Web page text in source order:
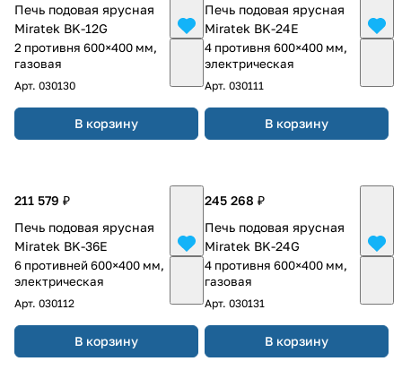
Печь подовая ярусная
Miratek BK-12G
2 противня 600×400 мм,
газовая
Арт. 030130
В корзину
Печь подовая ярусная
Miratek BK-24E
4 противня 600×400 мм,
электрическая
Арт. 030111
В корзину
211 579 ₽
Печь подовая ярусная
Miratek BK-36E
6 противней 600×400 мм,
электрическая
Арт. 030112
В корзину
245 268 ₽
Печь подовая ярусная
Miratek BK-24G
4 противня 600×400 мм,
газовая
Арт. 030131
В корзину